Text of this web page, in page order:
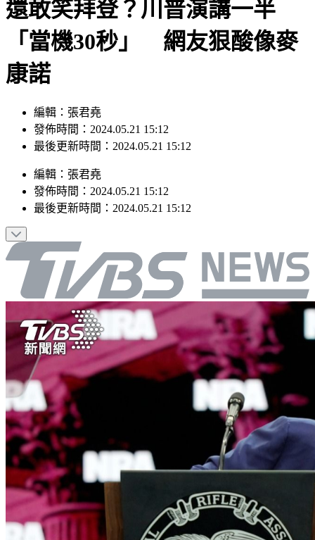
還敢笑拜登？川普演講一半
「當機30秒」 網友狠酸像麥
康諾
編輯：張君堯
發佈時間：2024.05.21 15:12
編輯：張君堯
發佈時間：2024.05.21 15:12